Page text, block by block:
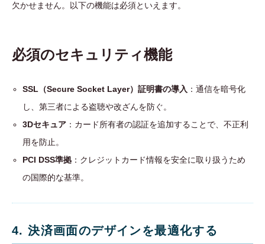
欠かせません。以下の機能は必須といえます。
必須のセキュリティ機能
SSL（Secure Socket Layer）証明書の導入 ：通信を暗号化
し、第三者による盗聴や改ざんを防ぐ。
3Dセキュア ：カード所有者の認証を追加することで、不正利
用を防止。
PCI DSS準拠 ：クレジットカード情報を安全に取り扱うため
の国際的な基準。
4. 決済画面のデザインを最適化する